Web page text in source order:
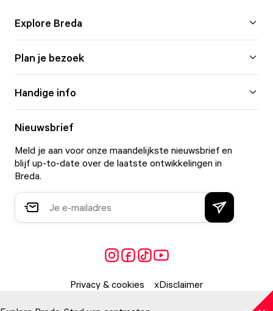
Explore Breda
Plan je bezoek
Handige info
Nieuwsbrief
Meld je aan voor onze maandelijkste nieuwsbrief en
blijf up-to-date over de laatste ontwikkelingen in
Breda.
Privacy & cookies Disclaimer